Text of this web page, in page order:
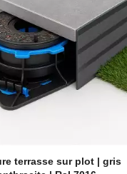
terrasse sur plot | gris